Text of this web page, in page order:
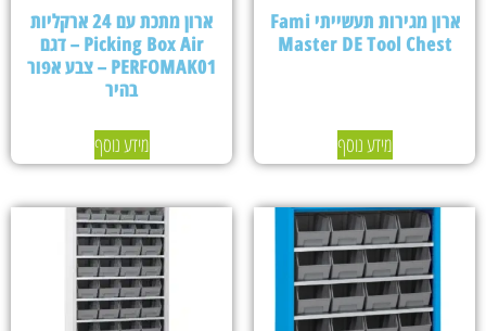
ארון מגירות תעשייתי Fami
Master DE Tool Chest
מידע נוסף
ארון מתכת עם 24 ארקליות
Picking Box Air – דגם
PERFOMAK01 – צבע אפור
בהיר
מידע נוסף